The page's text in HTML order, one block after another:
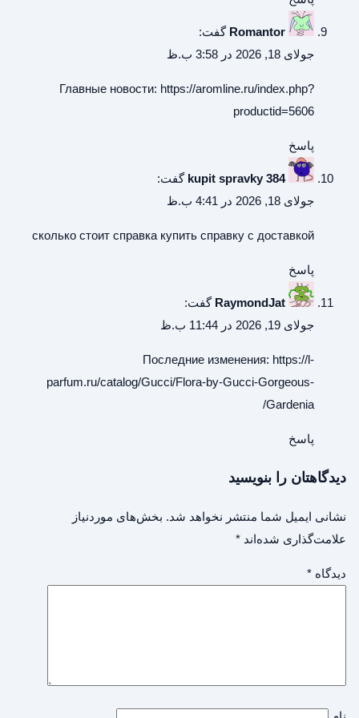
Romantor گفت:
جولای 18, 2026 در 3:58 ب.ظ
Главные новости: https://aromline.ru/index.php?
productid=5606
پاسخ
kupit spravky 384 گفت:
جولای 18, 2026 در 4:41 ب.ظ
сколько стоит справка купить справку с доставкой
پاسخ
RaymondJat گفت:
جولای 19, 2026 در 11:44 ب.ظ
Последние изменения: https://l-
parfum.ru/catalog/Gucci/Flora-by-Gucci-Gorgeous-
Gardenia/
پاسخ
دیدگاهتان را بنویسید
نشانی ایمیل شما منتشر نخواهد شد. بخش‌های موردنیاز
علامت‌گذاری شده‌اند *
دیدگاه *